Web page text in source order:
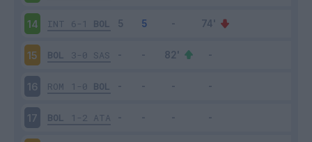
14 INT 6-1 BOL
15 BOL 3-0 SAS
16 ROM 1-0 BOL
17 BOL 1-2 ATA